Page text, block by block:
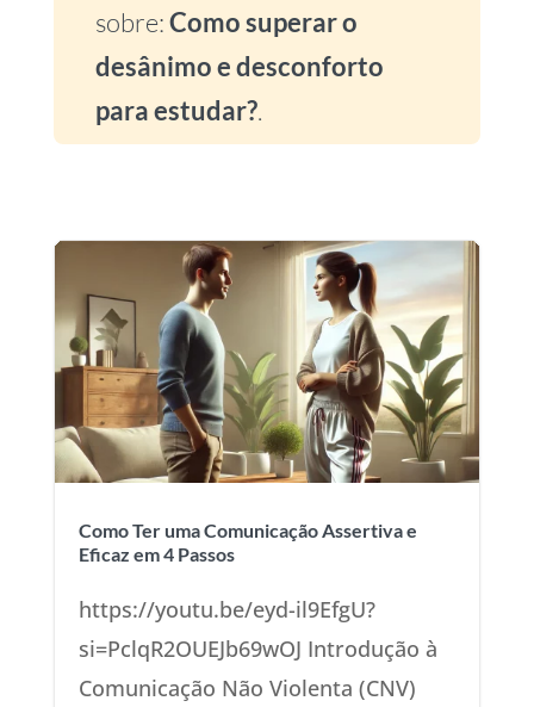
sobre:Como superar o
desânimo e desconforto
para estudar?.
Como Ter uma Comunicação Assertiva e
Eficaz em 4 Passos
https://youtu.be/eyd-il9EfgU?
si=PclqR2OUEJb69wOJ Introdução à
Comunicação Não Violenta (CNV)